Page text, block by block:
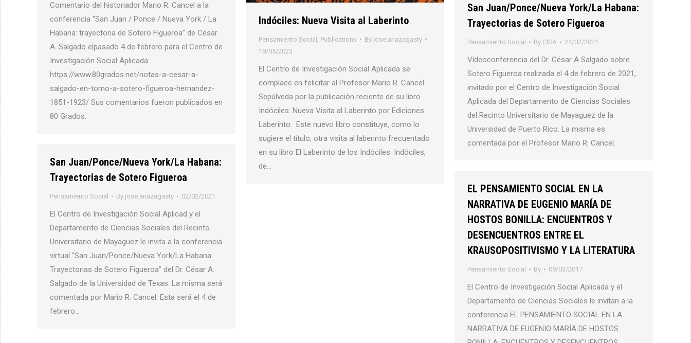
Indóciles: Nueva Visita al Laberinto
Pensamiento Social Publications By jose.anazagasty
19/05/2023
El Centro de Investigación Social Aplicada se
complace en felicitar al Profesor Mario R. Cancel
Sepúlveda por la publicación reciente de su libro
Indóciles: Nueva Visita al Laberinto por Ediciones
Laberinto. Este nuevo libro constituye, como lo
sugiere el título, otra visita al laberinto frecuentado
en su libro El Laberinto de los Indóciles. Indóciles,
de…
Comentario del historiador Mario R. Cancel a la
conferencia “San Juan / Ponce / Nueva York / La
Habana: trayectoria de Sotero Figueroa” de César
A. Salgado elpasado 4 de febrero para el Centro de
Investigación Social Aplicada:
https://www.80grados.net/notas-a-cesar-a-
salgado-en-torno-a-sotero-figueroa-hernandez-
1851-1923/ Sus comentarios fueron publicados en
80 Grados.
San Juan/Ponce/Nueva York/La Habana:
Trayectorias de Sotero Figueroa
Pensamiento Social By CISA 24/02/2021
Vídeoconferencia del Dr. César A Salgado sobre
Sotero Figueroa realizada el 4 de febrero de 2021,
invitado por el Centro de Investigación Social
Aplicada del Departamento de Ciencias Sociales
del Recinto Universitario de Mayaguez de la
Universidad de Puerto Rico. La misma es
comentada por el Profesor Mario R. Cancel.
San Juan/Ponce/Nueva York/La Habana:
Trayectorias de Sotero Figueroa
Pensamiento Social By jose.anazagasty 02/02/2021
El Centro de Investigación Social Aplicad y el
Departamento de Ciencias Sociales del Recinto
Universitario de Mayagüez le invita a la conferencia
virtual “San Juan/Ponce/Nueva York/La Habana:
Trayectorias de Sotero Figueroa” del Dr. César A.
Salgado de la Universidad de Texas. La misma será
comentada por Mario R. Cancel. Esta será el 4 de
febrero…
EL PENSAMIENTO SOCIAL EN LA
NARRATIVA DE EUGENIO MARÍA DE
HOSTOS BONILLA: ENCUENTROS Y
DESENCUENTROS ENTRE EL
KRAUSOPOSITIVISMO Y LA LITERATURA
Pensamiento Social By 09/03/2017
El Centro de Investigación Social Aplicada y el
Departamento de Ciencias Sociales le invitan a la
conferencia EL PENSAMIENTO SOCIAL EN LA
NARRATIVA DE EUGENIO MARÍA DE HOSTOS